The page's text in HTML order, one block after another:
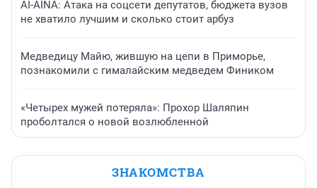
AI-AINA: Атака на соцсети депутатов, бюджета вузов
не хватило лучшим и сколько стоит арбуз
Медведицу Майю, жившую на цепи в Приморье,
познакомили с гималайским медведем Фиником
«Четырех мужей потеряла»: Прохор Шаляпин
проболтался о новой возлюбленной
ЗНАКОМСТВА